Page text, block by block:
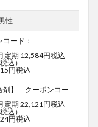
性
ード：
定期 12,584円税込
込）
円税込
剤】 クーポンコー
定期 22,121円税込
込）
円税込